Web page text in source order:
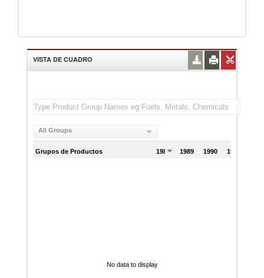
VISTA DE CUADRO
All Groups
Grupos de Productos 1988 1989 1990 1991
No data to display